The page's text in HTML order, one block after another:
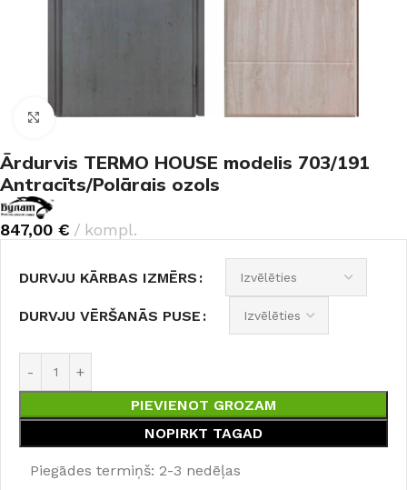
Noklikšķiniet, lai palielinātu
Ārdurvis TERMO HOUSE modelis 703/191
Antracīts/Polārais ozols
847,00 € kompl.
DURVJU KĀRBAS IZMĒRS
DURVJU VĒRŠANĀS PUSE
PIEVIENOT GROZAM
NOPIRKT TAGAD
Piegādes termiņš: 2-3 nedēļas